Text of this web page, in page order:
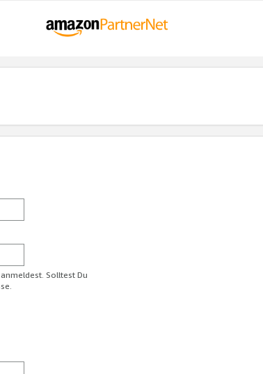
Solltest Du